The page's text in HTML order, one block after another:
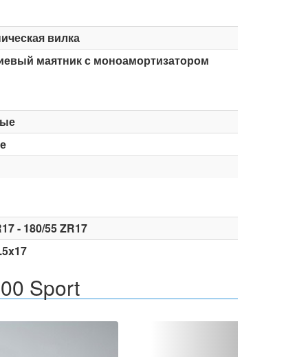
вилка
маятник с моноамортизатором
- 180/55 ZR17
Sport